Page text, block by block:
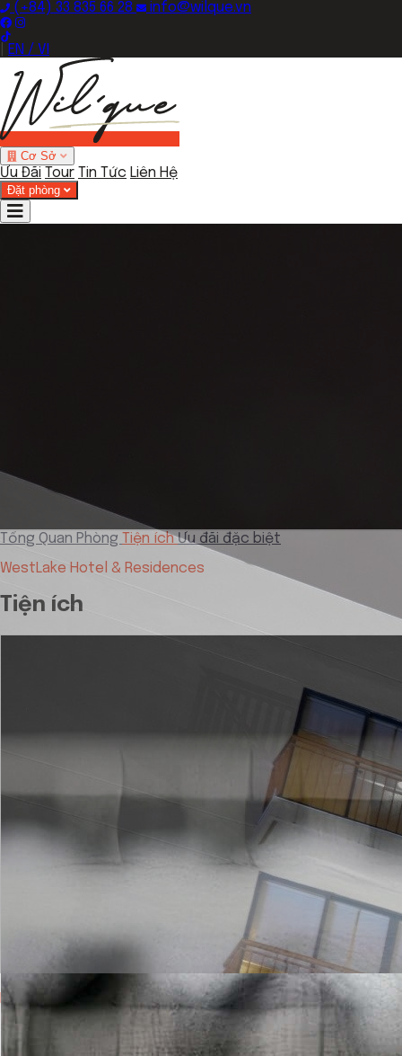
(+84) 33 835 66 28 info@wilque.vn
EN / VI
Cơ Sở
Ưu Đãi Tour Tin Tức Liên Hệ
Đặt phòng
Khách Sạn
Wil'que WestLake Hotel &
Tổng Quan Phòng Tiện íchƯu đãi đặc biệt
WestLake Hotel & Residences
Tiện ích